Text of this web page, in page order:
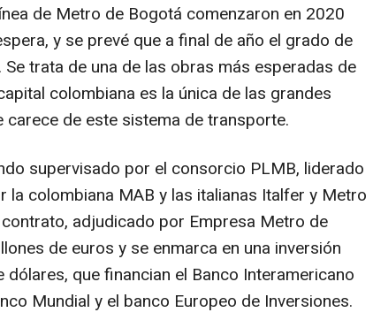
de Metro de Bogotá comenzaron en 2020
y se prevé que a final de año el grado de
Se trata de una de las obras más esperadas de
colombiana es la única de las grandes
carece de este sistema de transporte.
supervisado por el consorcio PLMB, liderado
la colombiana MAB y las italianas Italfer y Metro
adjudicado por Empresa Metro de
de euros y se enmarca en una inversión
que financian el Banco Interamericano
Mundial y el banco Europeo de Inversiones.